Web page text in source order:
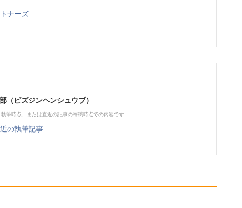
ナーズ
（ビズジンヘンシュウブ）
筆時点、または直近の記事の寄稿時点での内容です
の執筆記事